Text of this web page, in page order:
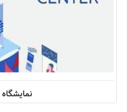
نمایشگاه